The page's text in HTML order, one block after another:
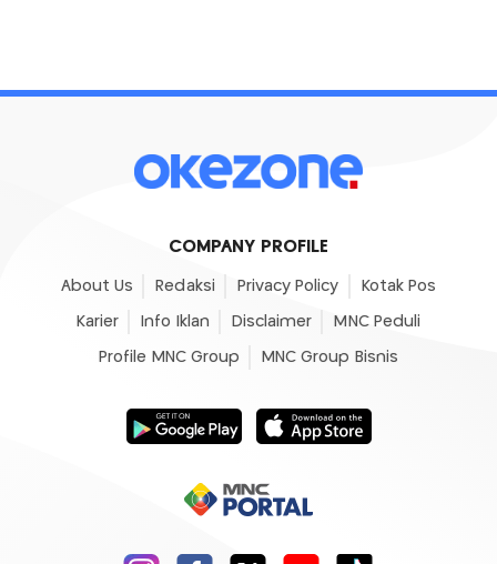
COMPANY PROFILE
About Us Redaksi Privacy Policy Kotak Pos
Karier Info Iklan Disclaimer MNC Peduli
Profile MNC Group MNC Group Bisnis